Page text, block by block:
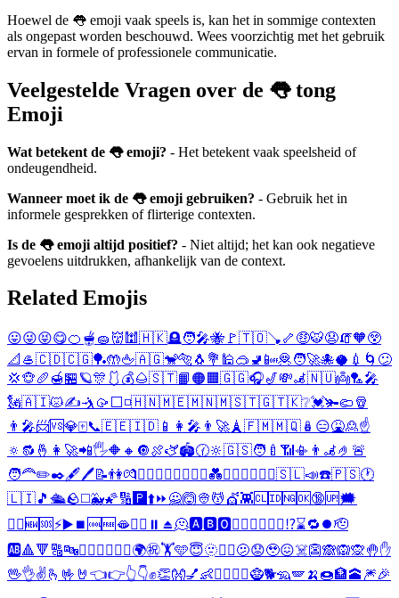
Hoewel de 👅 emoji vaak speels is, kan het in sommige contexten
als ongepast worden beschouwd. Wees voorzichtig met het gebruik
ervan in formele of professionele communicatie.
Veelgestelde Vragen over de 👅 tong
Emoji
Wat betekent de 👅 emoji? - Het betekent vaak speelsheid of
ondeugendheid.
Wanneer moet ik de 👅 emoji gebruiken? - Gebruik het in
informele gesprekken of flirterige contexten.
Is de 👅 emoji altijd positief? - Niet altijd; het kan ook negatieve
gevoelens uitdrukken, afhankelijk van de context.
Related Emojis
😛😜😝😋🍊 🫕 🧽 👹 🕍🇭🇰🪦🧑‍🎤🐝 🚩🇹🇴🪠🦴 🤑🐯😧🧯🧡😲
📐 🥌🇨🇩🇨🇬🏓🤲🖕🇦🇬🐒🐅 🐧 💐 🕌🥽 🚽 📴🦧🧑‍🚀🐙🥥 💉 🌀 😕
💢🐵🥖 🍯🏪🪐🎊 🩱 💰🌰🇸🇹📙 🟠 🟧🇬🇬🎧🎷💸🦼🇳🇺👼🏸🎤
🗽🇦🇮😾✍️🤺 🥠 ⬜ ◽🇭🇳🇲🇪🇲🇳🇲🇸🇹🇬🇹🇰❔💓🫚🩴 🪘
👨‍🎤📨🆚💎🀄📞🇪🇪🇮🇩 📱 👩‍🎤 👨‍🚀 🗼 🇫🇲🇲🇶 🪆 😑🤮🙎☝️
🔅 🔂 🤞 👩‍🚀📲🖐️🔶 🔸 🔘🍖🫏🏟️🕜🔆🇬🇸🧑‍🍼 📶 📳 👨‍🦼🤌 🚨
🧑‍🦰✏️✒️🖋️🖊️📝👫💏👨‍❤️‍💋‍👨 👩‍❤️‍💋‍👩💑👨‍❤️‍👨 👩‍❤️‍👩🇸🇱📣☎️🇵🇸🕐
🇱🇮🎵 🛳️🪨◻️🐳🌠🔢 🅿️ ⬆️⏩🙅🙆👳💆 💇👾🆑 🆔 🆖 🆗🔞🆙🗯️
🙎‍♂️🆕 🆘 ⚡▶️ ⏹️ 🆒🆓 🫦🙎‍♀️ ⏸️ ⏏️🫠🅰️🅱️🅾️💆‍♂️ 💇‍♂️ 🏋️‍♂️⁉️⌛ 🔁 ⏺️🫡
🆎🔺🔻 🔠🔤💆‍♀️ 💇‍♀️ 🏋️‍♀️🌍㊗️🏋️🩵😇🫥😵‍💫🫤😟🥹😖☠️👺🙈🙉🙊🤚✋
🖖👌✌️🫰 🤟 🤘 👈👉👆👇✊👏👐💅👶🤷‍♂️ 🤷‍♀️🧌🐕🦡🪽 🍌 🍩🏦🕋 🎆🎉